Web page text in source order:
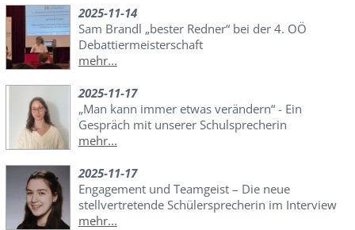
2025-11-14
Sam Brandl „bester Redner“ bei der 4. OÖ
Debattiermeisterschaft
mehr...
2025-11-17
„Man kann immer etwas verändern“ - Ein
Gespräch mit unserer Schulsprecherin
mehr...
2025-11-17
Engagement und Teamgeist – Die neue
stellvertretende Schülersprecherin im Interview
mehr...